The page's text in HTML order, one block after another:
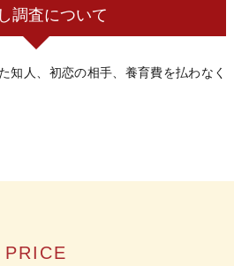
調査について
知人、初恋の相手、養育費を払わなく
PRICE